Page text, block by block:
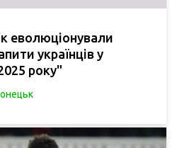
еволюціонували
українців у
року"